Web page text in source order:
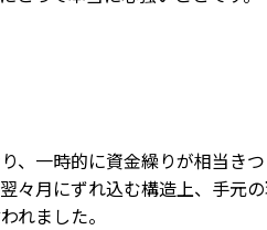
一時的に資金繰りが相当きつ
月にずれ込む構造上、手元
れました。